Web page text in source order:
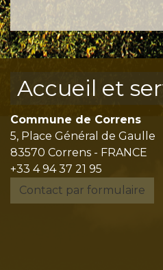
Accueil et
Commune de Correns
5, Place Général de Gaulle
83570 Correns - FRANCE
+33 4 94 37 21 95
Contact par formulaire